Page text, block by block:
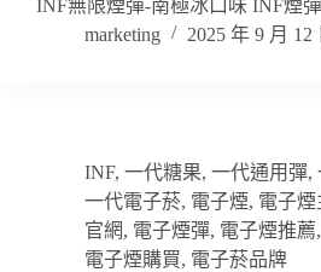
INF無限煙彈-南極冰口味 INF煙
marketing
2025 年 9 月 12
INF, 一代糖果, 一代通用彈,
一代電子菸, 電子煙, 電子煙
官網, 電子煙彈, 電子煙推薦,
電子煙購買, 電子菸品牌